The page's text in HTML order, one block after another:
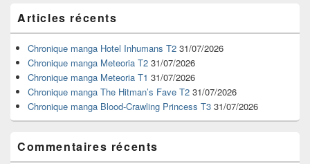
principale
de
widget
pour
barre
latérale
Articles récents
Chronique manga Hotel Inhumans T2 31/07/2026
Chronique manga Meteoria T2 31/07/2026
Chronique manga Meteoria T1 31/07/2026
Chronique manga The Hitman’s Fave T2 31/07/2026
Chronique manga Blood-Crawling Princess T3 31/07/2026
Commentaires récents